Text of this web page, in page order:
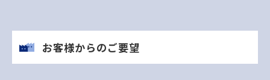
お客様からのご要望